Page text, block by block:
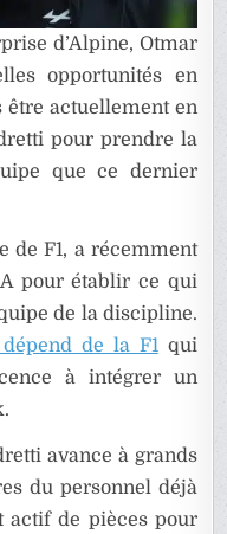
d’Alpine, Otmar
opportunités en
être actuellement en
pour prendre la
que ce dernier
de F1, a récemment
pour établir ce qui
de la discipline.
de la F1qui
à intégrer un
avance à grands
du personnel déjà
actif de pièces pour